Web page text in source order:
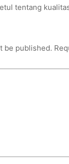
tentang
be published.